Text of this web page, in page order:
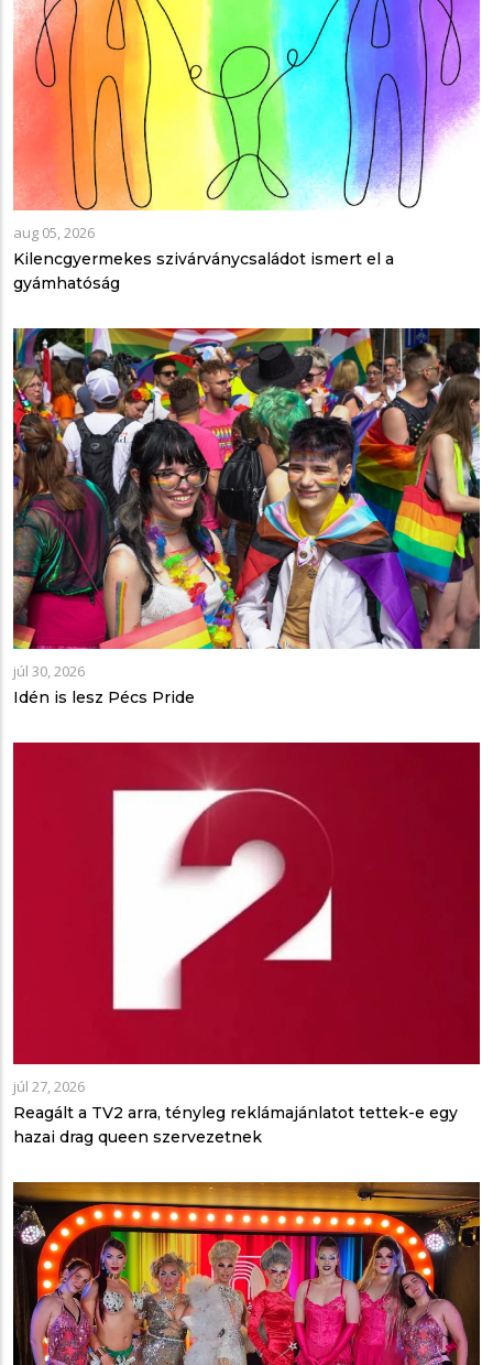
aug 05, 2026
Kilencgyermekes szivárványcsaládot ismert el a
gyámhatóság
júl 30, 2026
Idén is lesz Pécs Pride
júl 27, 2026
Reagált a TV2 arra, tényleg reklámajánlatot tettek-e egy
hazai drag queen szervezetnek